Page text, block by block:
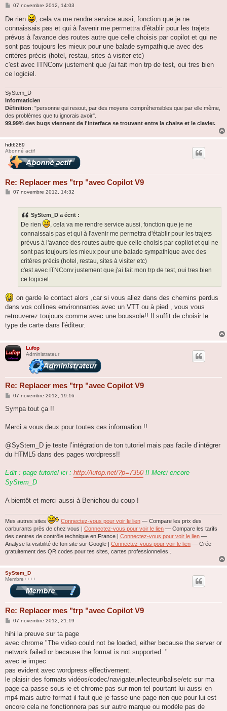
M
s
s
a
g
e
07 novembre 2012, 14:03
De rien
, cela va me rendre service aussi, fonction que je ne
connaissais pas et qui à l'avenir me permettra d'établir pour les trajets
prévus à l'avance des routes autre que celle choisis par copilot et qui ne
sont pas toujours les mieux pour une balade sympathique avec des
critéres précis (hotel, restau, sites à visiter etc)
c'est avec ITNConv justement que j'ai fait mon trp de test, oui tres bien
ce logiciel.
SyStem_D
Informaticien
Définition: "personne qui resout, par des moyens compréhensibles que par elle même,
des problèmes que tu ignorais avoir".
99.99% des bugs viennent de l'interface se trouvant entre la chaise et le clavier.
hdt6289
Abonné actif
Re: Replacer mes "trp "avec Copilot V9
M07 novembre 2012, 14:32
SyStem_D a écrit :
De rien
, cela va me rendre service aussi, fonction que je ne
connaissais pas et qui à l'avenir me permettra d'établir pour les trajets
prévus à l'avance des routes autre que celle choisis par copilot et qui ne
sont pas toujours les mieux pour une balade sympathique avec des
critéres précis (hotel, restau, sites à visiter etc)
c'est avec ITNConv justement que j'ai fait mon trp de test, oui tres bien
ce logiciel.
on garde le contact alors ,car si vous allez dans des chemins perdus
dans vos collines environnantes avec un VTT ou à pied , vous vous
retrouverez toujours comme avec une boussole!! Il suffit de choisir le
type de carte dans l'éditeur.
Lufop
Administrateur
Re: Replacer mes "trp "avec Copilot V9
M
s
s
g
07 novembre 2012, 19:16
Sympa tout ça !!
Merci a vous deux pour toutes ces information !!
@SyStem_D je teste l’intégration de ton tutoriel mais pas facile d’intégrer
du HTML5 dans des pages wordpress!!
Edit : page tutoriel ici : http://lufop.net/?p=7350 !! Merci encore
SyStem_D
A bientôt et merci aussi à Benichou du coup !
Mes autres sites Connectez-vous pour voir le lien — Compare les prix des
carburants près de chez vous | Connectez-vous pour voir le lien — Compare les tarifs
des centres de contrôle technique en France | Connectez-vous pour voir le lien —
Analyse la visibilité de ton site sur Google | Connectez-vous pour voir le lien — Crée
gratuitement des QR codes pour tes sites, cartes professionnelles..
SyStem_D
Membre++++
Re: Replacer mes "trp "avec Copilot V9
M
s
a
g
07 novembre 2012, 21:19
hihi la preuve sur ta page
avec chrome "The video could not be loaded, either because the server or
network failed or because the format is not supported: "
avec ie impec
pas evident avec wordpress effectivement.
le plaisir des formats vidéos/codec/navigateur/lecteur/balise/etc sur ma
page ca passe sous ie et chrome pas sur mon tel pourtant lui aussi en
mp4 mais autre format il faut que je fasse une page rien que pour lui est
encore cela ne fonctionnera pas sur autre marque ou modéle pas de